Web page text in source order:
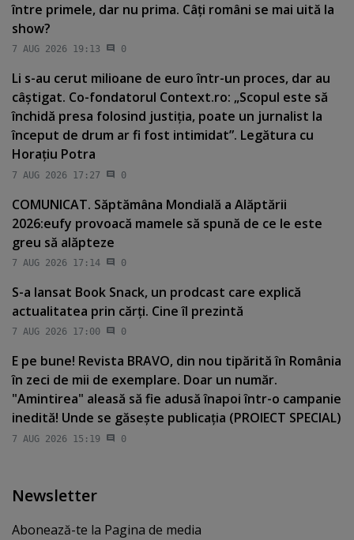
între primele, dar nu prima. Câţi români se mai uită la
show?
7 AUG 2026 19:13 0
Li s-au cerut milioane de euro într-un proces, dar au
câştigat. Co-fondatorul Context.ro: „Scopul este să
închidă presa folosind justiţia, poate un jurnalist la
început de drum ar fi fost intimidat”. Legătura cu
Horaţiu Potra
7 AUG 2026 17:27 0
COMUNICAT. Săptămâna Mondială a Alăptării
2026:eufy provoacă mamele să spună de ce le este
greu să alăpteze
7 AUG 2026 17:14 0
S-a lansat Book Snack, un prodcast care explică
actualitatea prin cărţi. Cine îl prezintă
7 AUG 2026 17:00 0
E pe bune! Revista BRAVO, din nou tipărită în România
în zeci de mii de exemplare. Doar un număr.
"Amintirea" aleasă să fie adusă înapoi într-o campanie
inedită! Unde se găseşte publicaţia (PROIECT SPECIAL)
7 AUG 2026 15:19 0
Newsletter
Abonează-te la Pagina de media